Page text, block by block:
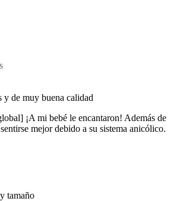
y de muy buena calidad
¡A mi bebé le encantaron! Además de
mejor debido a su sistema anicólico.
tamaño